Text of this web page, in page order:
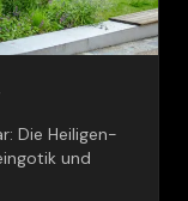
Die Heiligen-
und